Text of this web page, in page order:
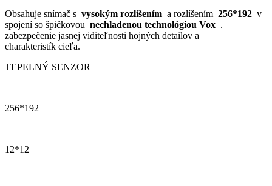
Obsahuje snímač s vysokým rozlíšením a rozlíšením 256*192 v
spojení so špičkovou nechladenou technológiou Vox .
zabezpečenie jasnej viditeľnosti hojných detailov a
charakteristík cieľa.
TEPELNÝ SENZOR
256*192
12*12